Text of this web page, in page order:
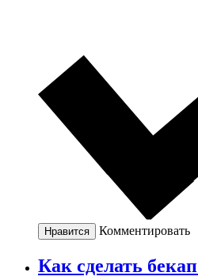
Нравится Комментировать
Как сделать